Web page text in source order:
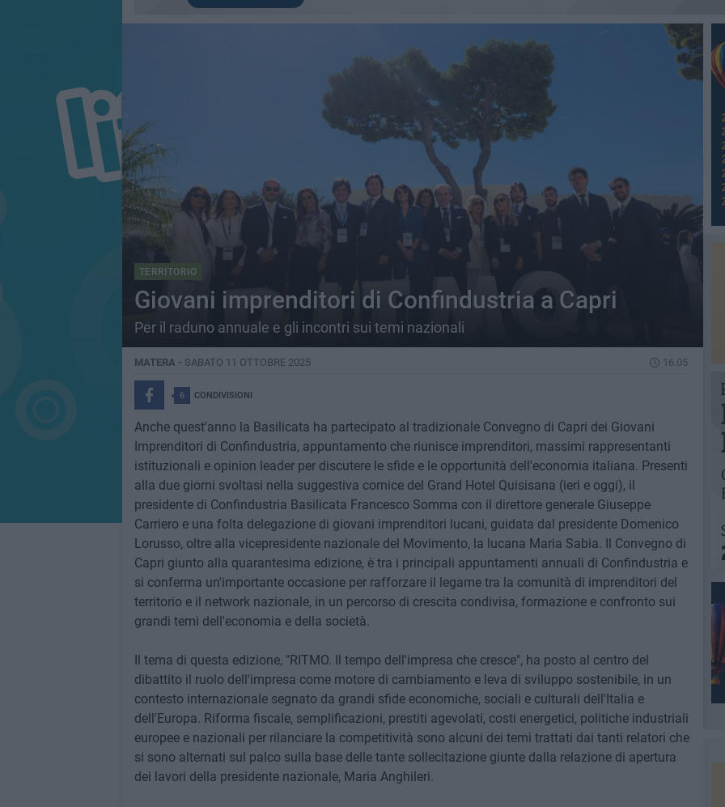
TERRITORIO
Giovani imprenditori di Confindustria a Capri
Per il raduno annuale e gli incontri sui temi nazionali
MATERA - SABATO 11 OTTOBRE 2025 16.05
6 CONDIVISIONI
Anche quest'anno la Basilicata ha partecipato al tradizionale Convegno di Capri dei Giovani
Imprenditori di Confindustria, appuntamento che riunisce imprenditori, massimi rappresentanti
istituzionali e opinion leader per discutere le sfide e le opportunità dell'economia italiana. Presenti
alla due giorni svoltasi nella suggestiva cornice del Grand Hotel Quisisana (ieri e oggi), il
presidente di Confindustria Basilicata Francesco Somma con il direttore generale Giuseppe
Carriero e una folta delegazione di giovani imprenditori lucani, guidata dal presidente Domenico
Lorusso, oltre alla vicepresidente nazionale del Movimento, la lucana Maria Sabia. Il Convegno di
Capri giunto alla quarantesima edizione, è tra i principali appuntamenti annuali di Confindustria e
si conferma un'importante occasione per rafforzare il legame tra la comunità di imprenditori del
territorio e il network nazionale, in un percorso di crescita condivisa, formazione e confronto sui
grandi temi dell'economia e della società.
Il tema di questa edizione, "RITMO. Il tempo dell'impresa che cresce", ha posto al centro del
dibattito il ruolo dell'impresa come motore di cambiamento e leva di sviluppo sostenibile, in un
contesto internazionale segnato da grandi sfide economiche, sociali e culturali dell'Italia e
dell'Europa. Riforma fiscale, semplificazioni, prestiti agevolati, costi energetici, politiche industriali
europee e nazionali per rilanciare la competitività sono alcuni dei temi trattati dai tanti relatori che
si sono alternati sul palco sulla base delle tante sollecitazione giunte dalla relazione di apertura
dei lavori della presidente nazionale, Maria Anghileri.